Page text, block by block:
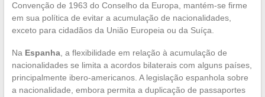
Convenção de 1963 do Conselho da Europa, mantém-se firme
em sua política de evitar a acumulação de nacionalidades,
exceto para cidadãos da União Europeia ou da Suíça.
Na Espanha, a flexibilidade em relação à acumulação de
nacionalidades se limita a acordos bilaterais com alguns países,
principalmente ibero-americanos. A legislação espanhola sobre
a nacionalidade, embora permita a duplicação de passaportes